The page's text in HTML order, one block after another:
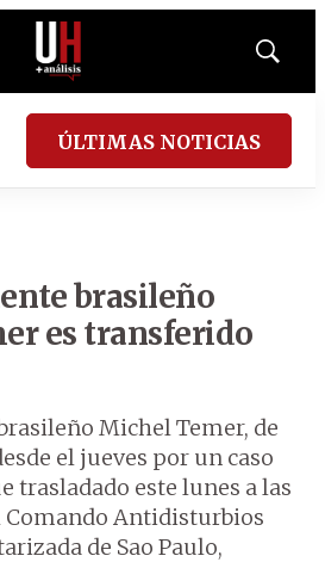
Mostrar
ÚLTIMAS NOTICIAS
brasileño
es transferido
Michel Temer, de
el jueves por un caso
trasladado este lunes a las
Antidisturbios
de Sao Paulo,